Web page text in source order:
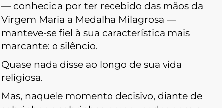
— conhecida por ter recebido das mãos da
Virgem Maria a Medalha Milagrosa —
manteve-se fiel à sua característica mais
marcante: o silêncio.
Quase nada disse ao longo de sua vida
religiosa.
Mas, naquele momento decisivo, diante de